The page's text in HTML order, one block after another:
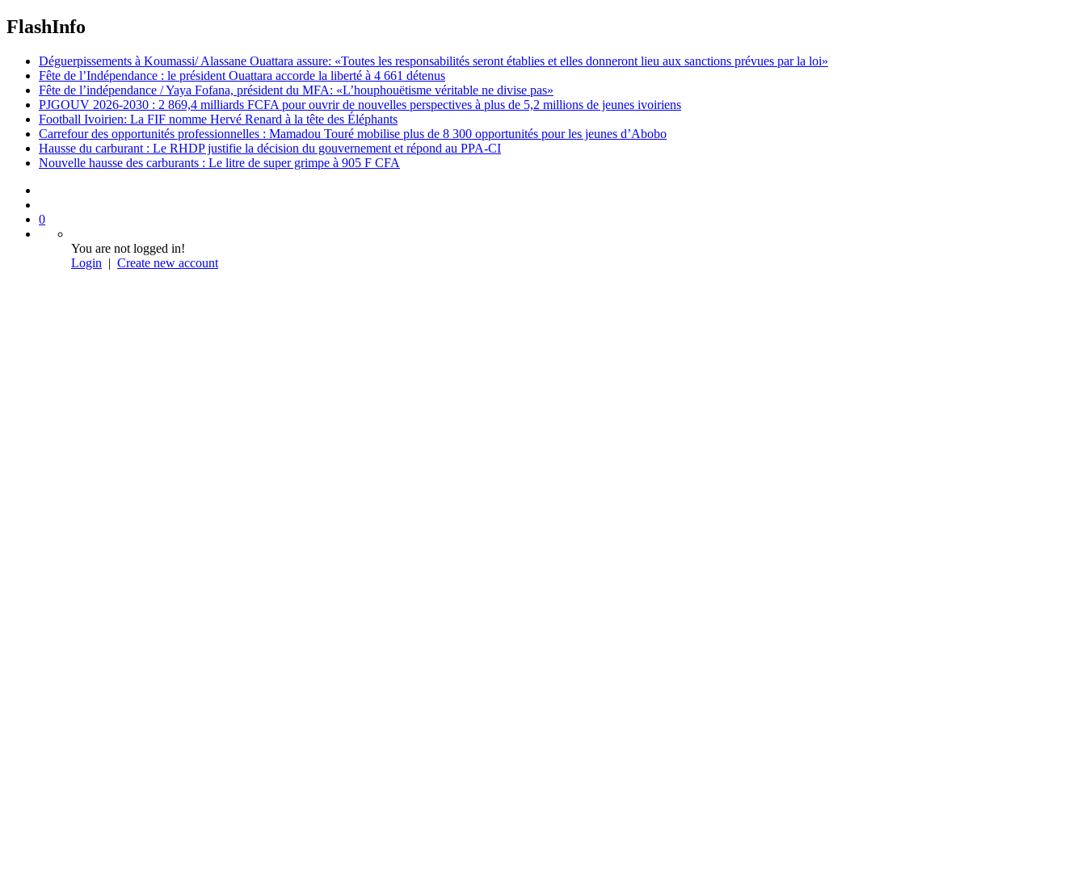
FlashInfo
Déguerpissements à Koumassi/ Alassane Ouattara assure: «Toutes les responsabilités seront établies et elles donneront lieu aux sanctions prévues par la loi»
Fête de l’Indépendance : le président Ouattara accorde la liberté à 4 661 détenus
Fête de l’indépendance / Yaya Fofana, président du MFA: «L’houphouëtisme véritable ne divise pas»
PJGOUV 2026-2030 : 2 869,4 milliards FCFA pour ouvrir de nouvelles perspectives à plus de 5,2 millions de jeunes ivoiriens
Football Ivoirien: La FIF nomme Hervé Renard à la tête des Éléphants
Carrefour des opportunités professionnelles : Mamadou Touré mobilise plus de 8 300 opportunités pour les jeunes d’Abobo
Hausse du carburant : Le RHDP justifie la décision du gouvernement et répond au PPA-CI
Nouvelle hausse des carburants : Le litre de super grimpe à 905 F CFA
0
You are not logged in!
Login | Create new account